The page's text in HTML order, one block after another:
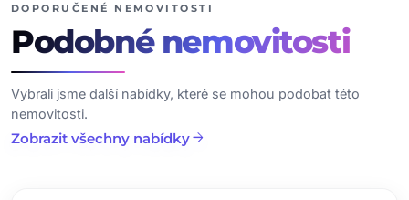
DOPORUČENÉ NEMOVITOSTI
Zobrazit všechny nabídkyarrow_forward
Podobné nemovitosti
Vybrali jsme další nabídky, které se mohou podobat této
nemovitosti.